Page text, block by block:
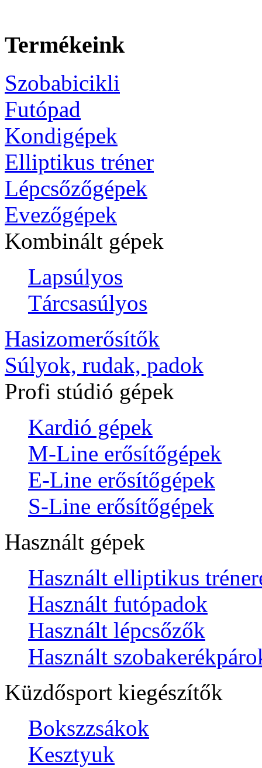
Termékeink
Szobabicikli
Futópad
Kondigépek
Elliptikus tréner
Lépcsőzőgépek
Evezőgépek
Kombinált gépek
Lapsúlyos
Tárcsasúlyos
Hasizomerősítők
Súlyok, rudak, padok
Profi stúdió gépek
Kardió gépek
M-Line erősítőgépek
E-Line erősítőgépek
S-Line erősítőgépek
Használt gépek
Használt elliptikus
Használt futópadok
Használt lépcsőzők
Használt
Küzdősport kiegészítők
Bokszzsákok
Kesztyuk